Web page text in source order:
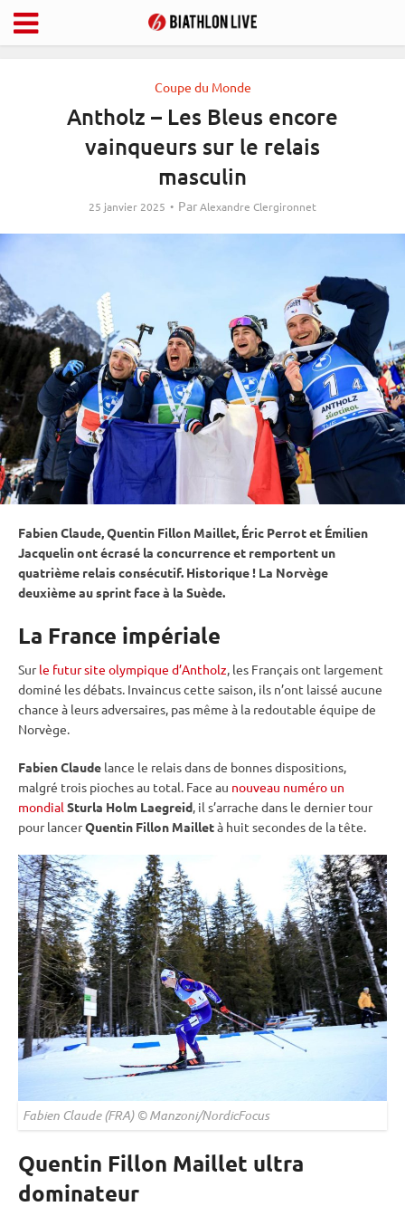
Coupe du Monde
Antholz – Les Bleus encore
vainqueurs sur le relais
masculin
25 janvier 2025 ParAlexandre Clergironnet
Fabien Claude, Quentin Fillon Maillet, Éric Perrot et Émilien
Jacquelin ont écrasé la concurrence et remportent un
quatrième relaisconsécutif. Historique ! La Norvège
deuxième ausprint face à la Suède.
La France impériale
Surle futur site olympique d’Antholz, les Français ont largement
dominé les débats. Invaincus cette saison, ils n’ont laissé aucune
chance à leurs adversaires, pas même à la redoutable équipe de
Norvège.
Fabien Claude lance le relaisdans de bonnes dispositions,
malgré trois pioches au total. Face au nouveau numéro un
mondial Sturla Holm Laegreid, il s’arrache dans le dernier tour
pour lancerQuentin Fillon Mailletà huit secondes de la tête.
Fabien Claude (FRA) © Manzoni/NordicFocus
Quentin Fillon Maillet ultra
dominateur